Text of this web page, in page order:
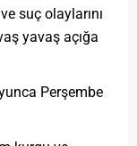
suç olaylarını
yavaş açığa
Perşembe